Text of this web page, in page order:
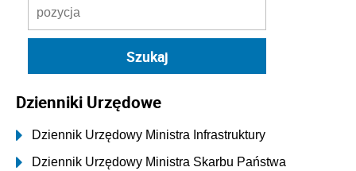
Dzienniki Urzędowe
Dziennik Urzędowy Ministra Infrastruktury
Dziennik Urzędowy Ministra Skarbu Państwa